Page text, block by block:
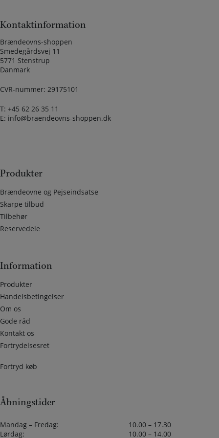
Kontaktinformation
Brændeovns-shoppen
Smedegårdsvej 11
5771 Stenstrup
Danmark
CVR-nummer: 29175101
T: +45 62 26 35 11
E: info@braendeovns-shoppen.dk
Produkter
Brændeovne og Pejseindsatse
Skarpe tilbud
Tilbehør
Reservedele
Information
Produkter
Handelsbetingelser
Om os
Gode råd
Kontakt os
Fortrydelsesret
Fortryd køb
Åbningstider
Mandag – Fredag:
10.00 – 17.30
Lørdag:
10.00 – 14.00